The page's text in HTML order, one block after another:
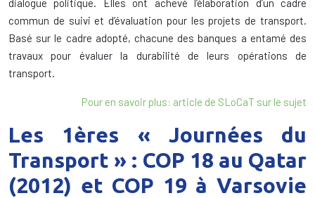
dialogue politique. Elles ont achevé l’élaboration d’un
cadre
commun de suivi et d’évaluation pour les projets de transport.
Basé sur le cadre adopté, chacune des banques a entamé des
travaux
pour évaluer la durabilité de leurs
opérations de
transport.
Pour en savoir plus: article de SLoCaT sur le sujet
Les 1ères « Journées du
Transport » : COP 18 au Qatar
(2012) et COP 19 à Varsovie